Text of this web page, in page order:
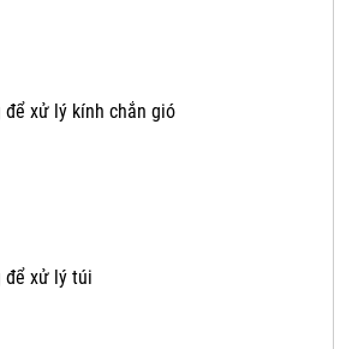
xử lý kính chắn gió
để xử lý túi